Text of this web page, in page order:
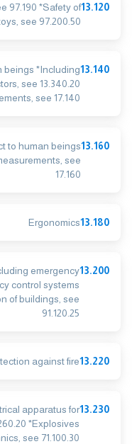
13.120
97.190 *Safety of
see 97.200.50
13.140
beings *Including
see 13.340.20
see 17.140
13.160
to human beings
see
17.160
13.180
Ergonomics
13.200
emergency
control systems
of buildings, see
91.120.25
13.220
against fire
13.230
apparatus for
*Explosives
see 71.100.30